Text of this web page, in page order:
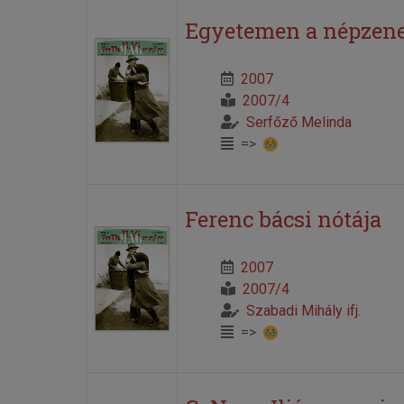
Egyetemen a
2007
2007/4
Serfőző Melinda
=>
Ferenc bácsi nótája
2007
2007/4
Szabadi Mihály ifj.
=>